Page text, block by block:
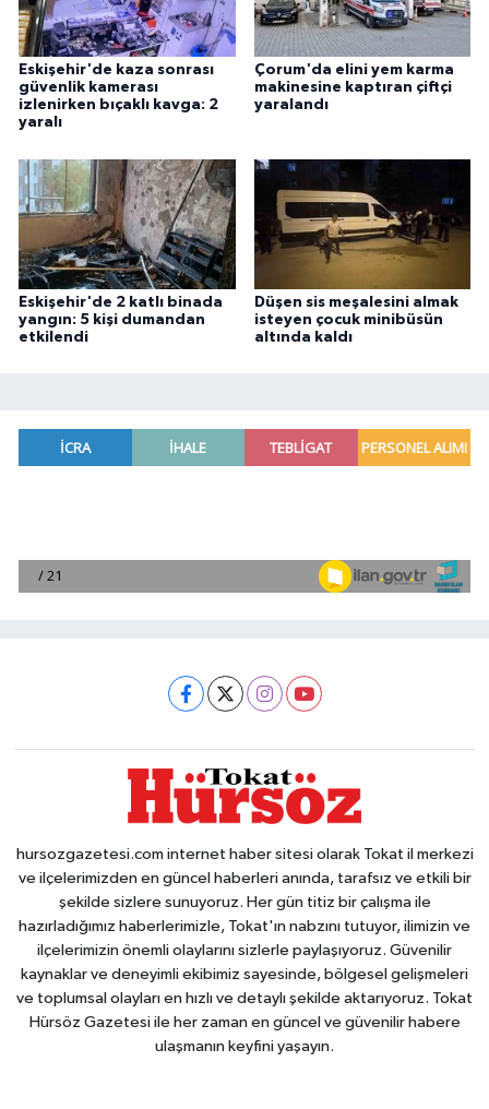
Eskişehir'de kaza sonrası
güvenlik kamerası
izlenirken bıçaklı kavga: 2
yaralı
Çorum'da elini yem karma
makinesine kaptıran çiftçi
yaralandı
Eskişehir'de 2 katlı binada
yangın: 5 kişi dumandan
etkilendi
Düşen sis meşalesini almak
isteyen çocuk minibüsün
altında kaldı
hursozgazetesi.com internet haber sitesi olarak Tokat il merkezi
ve ilçelerimizden en güncel haberleri anında, tarafsız ve etkili bir
şekilde sizlere sunuyoruz. Her gün titiz bir çalışma ile
hazırladığımız haberlerimizle, Tokat'ın nabzını tutuyor, ilimizin ve
ilçelerimizin önemli olaylarını sizlerle paylaşıyoruz. Güvenilir
kaynaklar ve deneyimli ekibimiz sayesinde, bölgesel gelişmeleri
ve toplumsal olayları en hızlı ve detaylı şekilde aktarıyoruz. Tokat
Hürsöz Gazetesi ile her zaman en güncel ve güvenilir habere
ulaşmanın keyfini yaşayın.